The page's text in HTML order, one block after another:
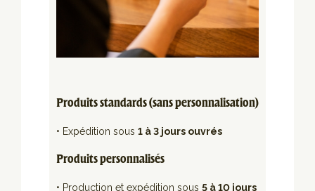
Produits standards (sans personnalisation)
• Expédition sous 1 à 3 jours ouvrés
Produits personnalisés
• Production et expédition sous 5 à 10 jours